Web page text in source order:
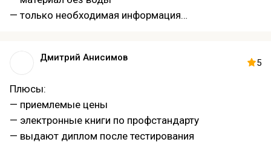
— только необходимая информация
Дмитрий Анисимов 5
Плюсы:
— приемлемые цены
— электронные книги по профстандарту
— выдают диплом после тестирования